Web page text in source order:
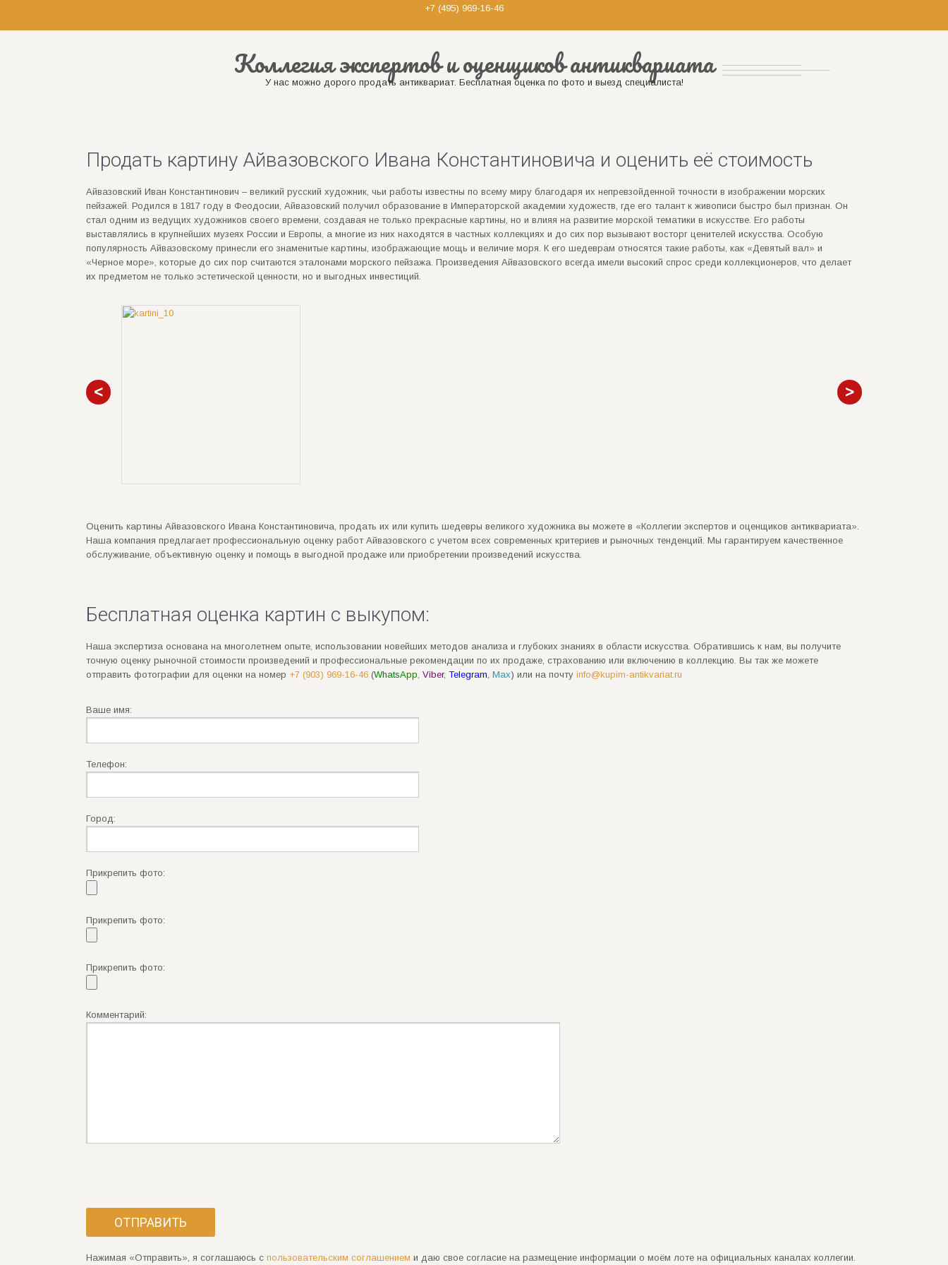
+7 (495) 969-16-46
Коллегия экспертов и оценщиков антиквариата
У нас можно дорого продать антиквариат. Бесплатная оценка по фото и выезд специалиста!
Продать картину Айвазовского Ивана Константиновича и оценить её стоимость
Айвазовский Иван Константинович – великий русский художник, чьи работы известны по всему миру благодаря их непревзойденной точности в изображении морских
пейзажей. Родился в 1817 году в Феодосии, Айвазовский получил образование в Императорской академии художеств, где его талант к живописи быстро был признан. Он
стал одним из ведущих художников своего времени, создавая не только прекрасные картины, но и влияя на развитие морской тематики в искусстве. Его работы
выставлялись в крупнейших музеях России и Европы, а многие из них находятся в частных коллекциях и до сих пор вызывают восторг ценителей искусства. Особую
популярность Айвазовскому принесли его знаменитые картины, изображающие мощь и величие моря. К его шедеврам относятся такие работы, как «Девятый вал» и
«Черное море», которые до сих пор считаются эталонами морского пейзажа. Произведения Айвазовского всегда имели высокий спрос среди коллекционеров, что делает
их предметом не только эстетической ценности, но и выгодных инвестиций.
Оценить картины Айвазовского Ивана Константиновича, продать их или купить шедевры великого художника вы можете в «Коллегии экспертов и оценщиков антиквариата».
Наша компания предлагает профессиональную оценку работ Айвазовского с учетом всех современных критериев и рыночных тенденций. Мы гарантируем качественное
обслуживание, объективную оценку и помощь в выгодной продаже или приобретении произведений искусства.
Бесплатная оценка картин с выкупом:
Наша экспертиза основана на многолетнем опыте, использовании новейших методов анализа и глубоких знаниях в области искусства. Обратившись к нам, вы получите
точную оценку рыночной стоимости произведений и профессиональные рекомендации по их продаже, страхованию или включению в коллекцию. Вы так же можете
отправить фотографии для оценки на номер +7 (903) 969-16-46 (WhatsApp, Viber, Telegram, Max) или на почту info@kupim-antikvariat.ru
Ваше имя:
Телефон:
Город:
Прикрепить фото:
Прикрепить фото:
Прикрепить фото:
Комментарий:
Нажимая «Отправить», я соглашаюсь с пользовательским соглашением и даю свое согласие на размещение информации о моём лоте на официальных каналах коллегии.